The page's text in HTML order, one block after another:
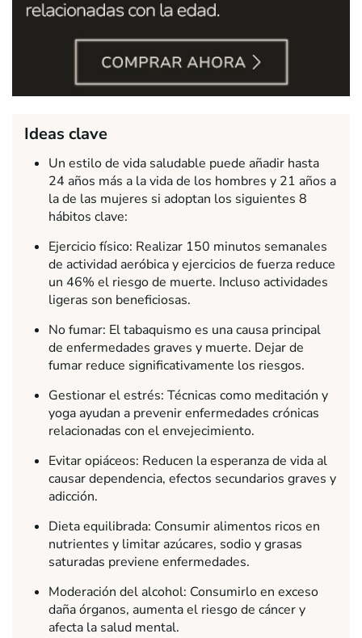
Ideas clave
Un estilo de vida saludable puede añadir hasta
24 años más a la vida de los hombres y 21 años a
la de las mujeres si adoptan los siguientes 8
hábitos clave:
Ejercicio físico: Realizar 150 minutos semanales
de actividad aeróbica y ejercicios de fuerza reduce
un 46% el riesgo de muerte. Incluso actividades
ligeras son beneficiosas.
No fumar: El tabaquismo es una causa principal
de enfermedades graves y muerte. Dejar de
fumar reduce significativamente los riesgos.
Gestionar el estrés: Técnicas como meditación y
yoga ayudan a prevenir enfermedades crónicas
relacionadas con el envejecimiento.
Evitar opiáceos: Reducen la esperanza de vida al
causar dependencia, efectos secundarios graves y
adicción.
Dieta equilibrada: Consumir alimentos ricos en
nutrientes y limitar azúcares, sodio y grasas
saturadas previene enfermedades.
Moderación del alcohol: Consumirlo en exceso
daña órganos, aumenta el riesgo de cáncer y
afecta la salud mental.